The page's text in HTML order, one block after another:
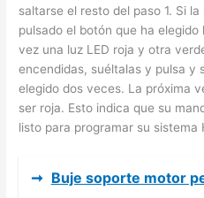
saltarse el resto del paso 1. Si
pulsado el botón que ha
vez una luz LED roja y otra
encendidas, suéltalas y pulsa y
elegido dos veces. La próxima
ser roja. Esto indica que su
listo para programar su sistema
➞ Buje soporte motor